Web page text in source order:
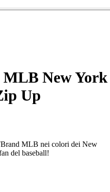
MLB New York
Up
MLB nei colori dei New
del baseball!